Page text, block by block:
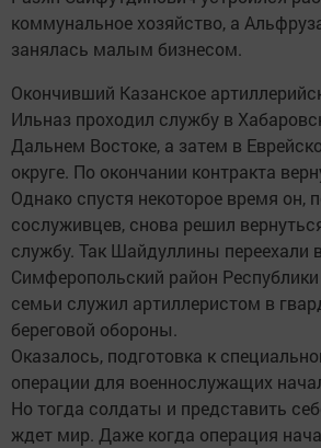
коммунальное хозяйство, а
занялась малым бизнесом.
Окончивший Казанское
Ильназ проходил службу в
Дальнем Востоке, а затем в
округе. По окончании контракта
Однако спустя некоторое время он,
сослуживцев, снова решил
службу. Так Шайдуллины переехали в
Симферопольский район
семьи служил артиллеристом в
береговой обороны.
Оказалось, подготовка к
операции для военнослужащих
Но тогда солдаты и представить
ждет мир. Даже когда операция